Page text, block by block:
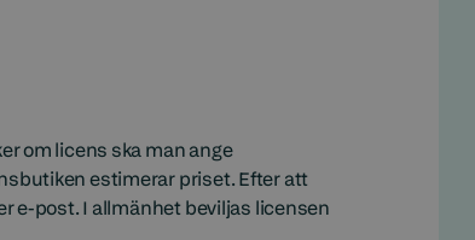
om licens ska man ange
estimerar priset. Efter att
e-post. I allmänhet beviljas licensen